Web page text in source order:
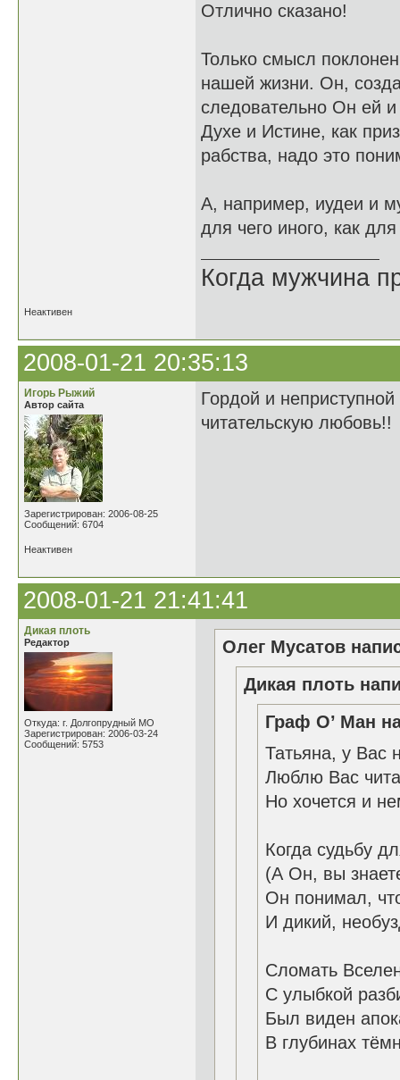
Отлично сказано!
Только смысл
нашей жизни. Он,
следовательно Он ей
Духе и Истине, как
рабства, надо это
А, например, иудеи и
для чего иного, как
Когда мужчина
Неактивен
2008-01-21 20:35:13
Игорь Рыжий
Автор сайта
Зарегистрирован: 2006-08-25
Сообщений: 6704
Гордой и
читательскую любовь!!
Неактивен
2008-01-21 21:41:41
Дикая плоть
Редактор
Откуда: г. Долгопрудный МО
Зарегистрирован: 2006-03-24
Сообщений: 5753
Олег Мусатов
Дикая плоть
Граф О’ Ман
Татьяна, у Вас
Люблю Вас
Но хочется и
Когда судьбу
(А Он, вы
Он понимал,
И дикий,
Сломать
С улыбкой
Был виден
В глубинах